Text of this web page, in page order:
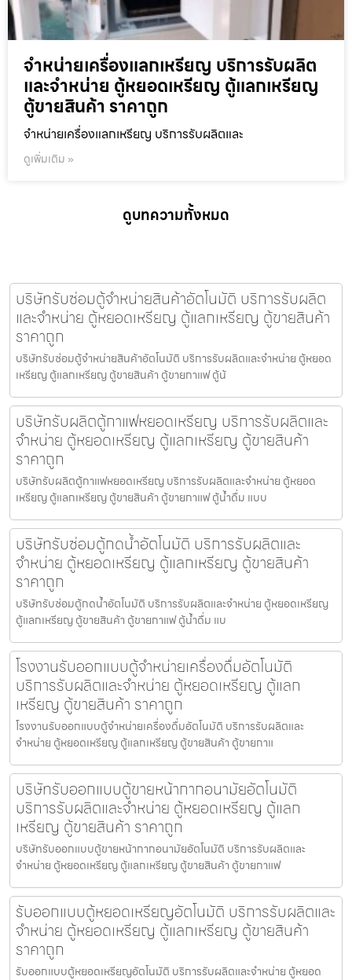
จำหน่ายเครื่องแลกเหรียญ บริการรับผลิต
และจำหน่าย ตู้หยอดเหรียญ ตู้แลกเหรียญ
ตู้ขายสินค้า ราคาถูก
จำหน่ายเครื่องแลกเหรียญ บริการรับผลิตและ
ดูเพิ่มเติม »
ดูบทความทั้งหมด
บริษัทรับซ่อมตู้จำหน่ายสินค้า​อัตโนมัติ บริการรับผลิต
และจำหน่าย ตู้หยอดเหรียญ ตู้แลกเหรียญ ตู้ขายสินค้า
ราคาถูก
บริษัทรับซ่อมตู้จำหน่ายสินค้า​อัตโนมัติ บริการรับผลิตและจำหน่าย ตู้หยอด
เหรียญ ตู้แลกเหรียญ ตู้ขายสินค้า ตู้ขายกาแฟ ตู้น้
บริษัทรับผลิตตู้กาแฟหยอดเหรียญ บริการรับผลิตและ
จำหน่าย ตู้หยอดเหรียญ ตู้แลกเหรียญ ตู้ขายสินค้า
ราคาถูก
บริษัทรับผลิตตู้กาแฟหยอดเหรียญ บริการรับผลิตและจำหน่าย ตู้หยอด
เหรียญ ตู้แลกเหรียญ ตู้ขายสินค้า ตู้ขายกาแฟ ตู้น้ำดื่ม แบบ
บริษัทรับซ่อมตู้กดน้ำ​อัตโนมัติ บริการรับผลิตและ
จำหน่าย ตู้หยอดเหรียญ ตู้แลกเหรียญ ตู้ขายสินค้า
ราคาถูก
บริษัทรับซ่อมตู้กดน้ำ​อัตโนมัติ บริการรับผลิตและจำหน่าย ตู้หยอดเหรียญ
ตู้แลกเหรียญ ตู้ขายสินค้า ตู้ขายกาแฟ ตู้น้ำดื่ม แบ
โรงงานรับออกแบบตู้จำหน่ายเครื่องดื่ม​อัตโนมัติ
บริการรับผลิตและจำหน่าย ตู้หยอดเหรียญ ตู้แลก
เหรียญ ตู้ขายสินค้า ราคาถูก
โรงงานรับออกแบบตู้จำหน่ายเครื่องดื่ม​อัตโนมัติ บริการรับผลิตและ
จำหน่าย ตู้หยอดเหรียญ ตู้แลกเหรียญ ตู้ขายสินค้า ตู้ขายกาแ
บริษัทรับออกแบบตู้ขายหน้ากากอนามัย​อัตโนมัติ
บริการรับผลิตและจำหน่าย ตู้หยอดเหรียญ ตู้แลก
เหรียญ ตู้ขายสินค้า ราคาถูก
บริษัทรับออกแบบตู้ขายหน้ากากอนามัย​อัตโนมัติ บริการรับผลิตและ
จำหน่าย ตู้หยอดเหรียญ ตู้แลกเหรียญ ตู้ขายสินค้า ตู้ขายกาแฟ
รับออกแบบตู้หยอดเหรียญ​อัตโนมัติ บริการรับผลิตและ
จำหน่าย ตู้หยอดเหรียญ ตู้แลกเหรียญ ตู้ขายสินค้า
ราคาถูก
รับออกแบบตู้หยอดเหรียญ​อัตโนมัติ บริการรับผลิตและจำหน่าย ตู้หยอด